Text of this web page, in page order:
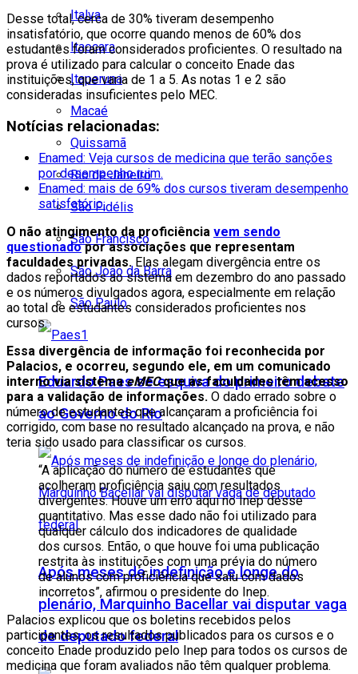
Italva
Itaocara
Itaperuna
Macaé
Quissamã
Rio de Janeiro
São Fidélis
São Francisco
São João da Barra
São Paulo
Eduardo Paes se esquiva do primeiro debate
ao Governo do Rio
Após meses de indefinição e longe do
plenário, Marquinho Bacellar vai disputar vaga
de deputado federal
Desse total, cerca de 30% tiveram desempenho
insatisfatório, que ocorre quando menos de 60% dos
estudantes foram considerados proficientes. O resultado na
prova é utilizado para calcular o conceito Enade das
instituições, que varia de 1 a 5. As notas 1 e 2 são
consideradas insuficientes pelo MEC.
Notícias relacionadas:
Enamed: Veja cursos de medicina que terão sanções
por desempenho ruim.
Enamed: mais de 69% dos cursos tiveram desempenho
satisfatório.
O não atingimento da proficiência vem sendo
questionadopor associações que representam
faculdades privadas. Elas alegam divergência entre os
dados reportados ao sistema em dezembro do ano passado
e os números divulgados agora, especialmente em relação
ao total de estudantes considerados proficientes nos
cursos.
Essa divergência de informação foi reconhecida por
Palacios, e ocorreu, segundo ele, em um comunicado
interno via sistemaeMECque as faculdades têm acesso
para a validação de informações. O dado errado sobre o
número de estudantes que alcançaram a proficiência foi
corrigido, com base no resultado alcançado na prova, e não
teria sido usado para classificar os cursos.
“A aplicação do número de estudantes que
acolheram proficiência saiu com resultados
divergentes. Houve um erro aqui no Inep desse
quantitativo. Mas esse dado não foi utilizado para
qualquer cálculo dos indicadores de qualidade
dos cursos. Então, o que houve foi uma publicação
restrita às instituições com uma prévia do número
de alunos com proficiência que saiu com dados
incorretos”, afirmou o presidente do Inep.
Palacios explicou que os boletins recebidos pelos
participantes, os resultados publicados para os cursos e o
conceito Enade produzido pelo Inep para todos os cursos de
medicina que foram avaliados não têm qualquer problema.